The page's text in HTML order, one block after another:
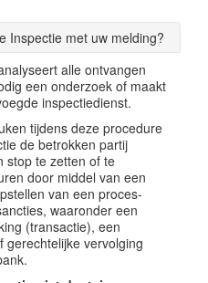
Inspectie met uw melding?
alle ontvangen
een onderzoek of maakt
inspectiedienst.
tijdens deze procedure
de betrokken partij
stop te zetten of te
door middel van een
van een proces-
waaronder een
(transactie), een
gerechtelijke vervolging